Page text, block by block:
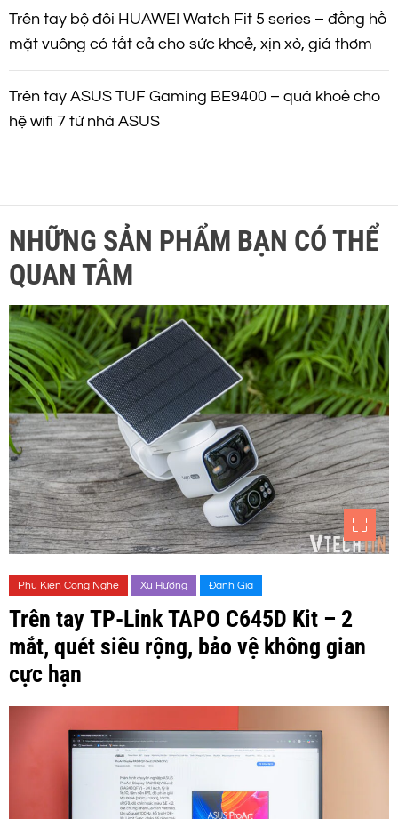
Trên tay bộ đôi HUAWEI Watch Fit 5 series – đồng hồ
mặt vuông có tất cả cho sức khoẻ, xịn xò, giá thơm
Trên tay ASUS TUF Gaming BE9400 – quá khoẻ cho
hệ wifi 7 từ nhà ASUS
NHỮNG SẢN PHẨM BẠN CÓ THỂ
QUAN TÂM
Phụ Kiện Công Nghệ Xu Hướng Đánh Giá
Trên tay TP-Link TAPO C645D Kit – 2
mắt, quét siêu rộng, bảo vệ không gian
cực hạn